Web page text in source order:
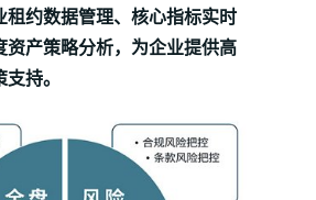
租约数据管理、核心指标实时
资产策略分析，为企业提供高
持。